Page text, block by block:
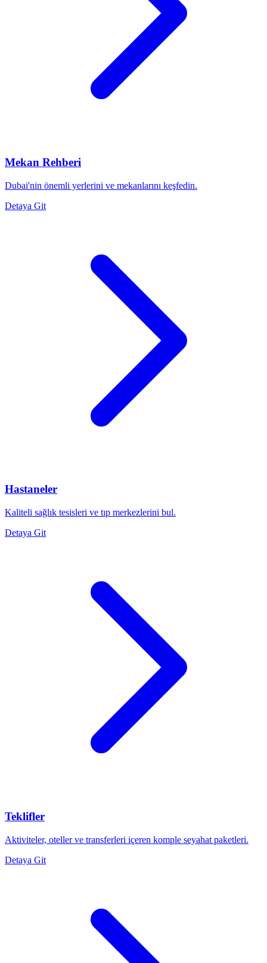
Mekan Rehberi
Dubai'nin önemli yerlerini ve mekanlarını keşfedin.
Detaya Git
Hastaneler
Kaliteli sağlık tesisleri ve tıp merkezlerini bul.
Detaya Git
Teklifler
Aktiviteler, oteller ve transferleri içeren komple seyahat paketleri.
Detaya Git